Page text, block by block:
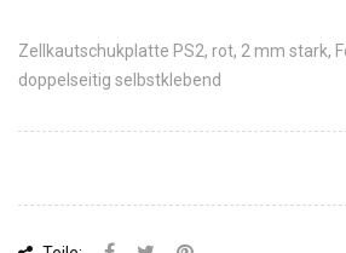
Zellkautschukplatte PS2, rot, 2 mm stark,
doppelseitig selbstklebend